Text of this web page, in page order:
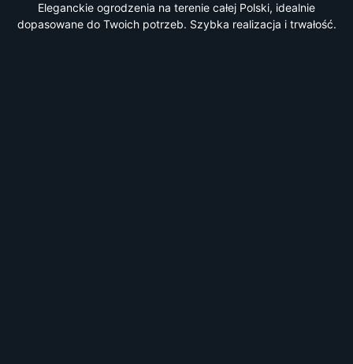
Eleganckie ogrodzenia na terenie całej Polski, idealnie
dopasowane do Twoich potrzeb. Szybka realizacja i trwałość.